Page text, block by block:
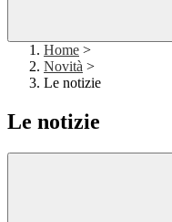
Home >
Novità >
Le notizie
Le notizie